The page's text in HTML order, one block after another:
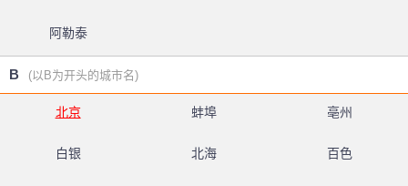
阿勒泰
B (以B为开头的城市名)
北京 蚌埠 亳州
白银 北海 百色